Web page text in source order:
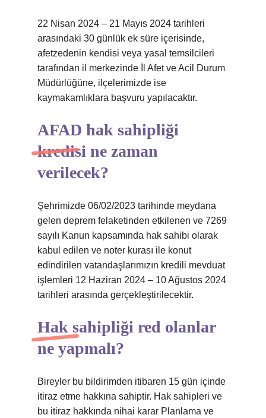
22 Nisan 2024 – 21 Mayıs 2024 tarihleri ​​
arasındaki 30 günlük ek süre içerisinde,
afetzedenin kendisi veya yasal temsilcileri
tarafından il merkezinde İl Afet ve Acil Durum
Müdürlüğüne, ilçelerimizde ise
kaymakamlıklara başvuru yapılacaktır.
AFAD hak sahipliği
kredisi ne zaman
verilecek?
Şehrimizde 06/02/2023 tarihinde meydana
gelen deprem felaketinden etkilenen ve 7269
sayılı Kanun kapsamında hak sahibi olarak
kabul edilen ve noter kurası ile konut
edindirilen vatandaşlarımızın kredili mevduat
işlemleri 12 Haziran 2024 – 10 Ağustos 2024
tarihleri ​​arasında gerçekleştirilecektir.
Hak sahipliği red olanlar
ne yapmalı?
Bireyler bu bildirimden itibaren 15 gün içinde
itiraz etme hakkına sahiptir. Hak sahipleri ve
bu itiraz hakkında nihai karar Planlama ve